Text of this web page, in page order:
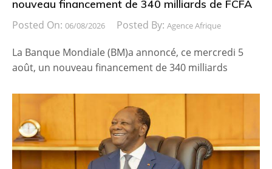
nouveau financement de 340 milliards de FCFA
Posted On: 06/08/2026 Posted By: Agence Afrique
La Banque Mondiale (BM)a annoncé, ce mercredi 5
août, un nouveau financement de 340 milliards